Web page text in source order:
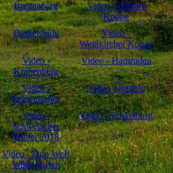
Breitenberg
Video - Hintere
Koppe
Dinkelsbühl
Video -
Weißkircher Koppe
Video -
Krähenberg
Video - Hamruden
Video -
Schweischer
Video - Radeln
Video -
Schweischer
Winter 2018
Video - Schässburg
Video - Duo WeR
Wilde Rosen